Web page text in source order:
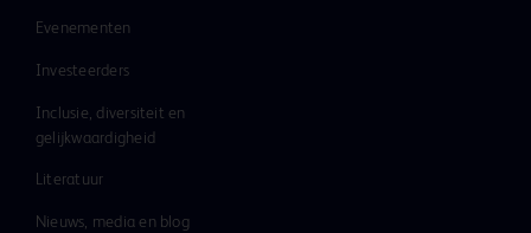
Evenementen
Investeerders
Inclusie, diversiteit en
gelijkwaardigheid
Literatuur
Nieuws, media en blog